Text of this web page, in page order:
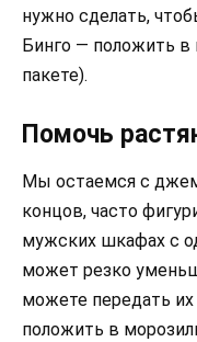
нужно сделать,
Бинго — положить в
пакете).
Помочь
Мы остаемся с
концов, часто
мужских шкафах с
может резко
можете передать
положить в